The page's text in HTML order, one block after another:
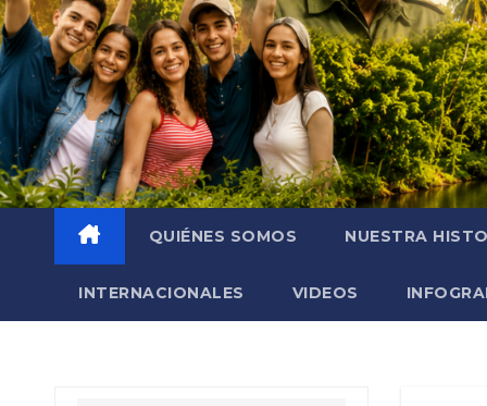
QUIÉNES SOMOS NUESTRA
INTERNACIONALES VIDEOS